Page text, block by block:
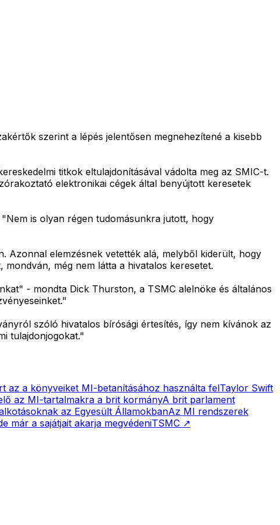
szerint a lépés jelentősen megnehezítené a kisebb
titkok eltulajdonításával vádolta meg az SMIC-t.
elektronikai cégek által benyújtott keresetek
is olyan régen tudomásunkra jutott, hogy
Azonnal elemzésnek vetették alá, melyből kiderült, hogy
még nem látta a hivatalos keresetet.
- mondta Dick Thurston, a TSMC alelnöke és általános
szóló hivatalos bírósági értesítés, így nem kívánok az
tulajdonjogokat."
az a könyveiket MI-betanításához használta felTaylor Swift
az MI-tartalmakra a brit kormányA brit parlament
az Egyesült ÁllamokbanAz MI rendszerek
már a sajátjait akarja megvédeniTSMC ↗